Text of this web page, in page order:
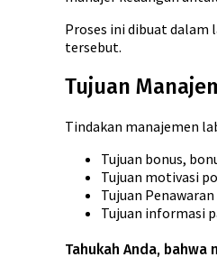
Proses ini dibuat dalam
tersebut.
Tujuan
Tindakan manajemen
Tujuan bonus,
Tujuan motivasi
Tujuan
Tujuan informasi
Tahukah Anda,